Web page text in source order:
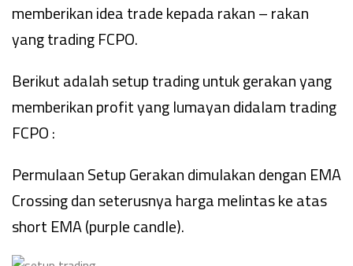
memberikan idea trade kepada rakan – rakan
yang trading FCPO.
Berikut adalah setup trading untuk gerakan yang
memberikan profit yang lumayan didalam trading
FCPO :
Permulaan Setup Gerakan dimulakan dengan EMA
Crossing dan seterusnya harga melintas ke atas
short EMA (purple candle).